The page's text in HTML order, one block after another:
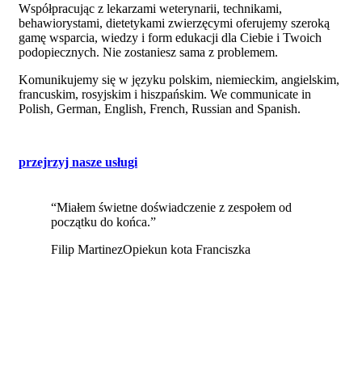
Współpracując z lekarzami weterynarii, technikami,
behawiorystami, dietetykami zwierzęcymi oferujemy szeroką
gamę wsparcia, wiedzy i form edukacji dla Ciebie i Twoich
podopiecznych. Nie zostaniesz sama z problemem.
Komunikujemy się w języku polskim, niemieckim, angielskim,
francuskim, rosyjskim i hiszpańskim. We communicate in
Polish, German, English, French, Russian and Spanish.
przejrzyj nasze usługi
“Miałem świetne doświadczenie z zespołem od
początku do końca.”
Filip MartinezOpiekun kota Franciszka